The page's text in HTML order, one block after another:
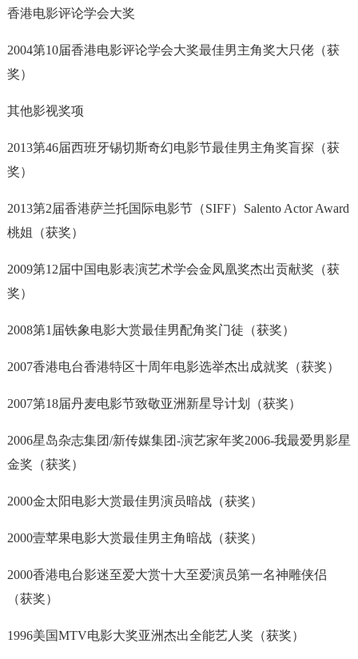
香港电影评论学会大奖
2004第10届香港电影评论学会大奖最佳男主角奖大只佬（获
奖）
其他影视奖项
2013第46届西班牙锡切斯奇幻电影节最佳男主角奖盲探（获
奖）
2013第2届香港萨兰托国际电影节（SIFF）Salento Actor Award
桃姐（获奖）
2009第12届中国电影表演艺术学会金凤凰奖杰出贡献奖（获
奖）
2008第1届铁象电影大赏最佳男配角奖门徒（获奖）
2007香港电台香港特区十周年电影选举杰出成就奖（获奖）
2007第18届丹麦电影节致敬亚洲新星导计划（获奖）
2006星岛杂志集团/新传媒集团-演艺家年奖2006-我最爱男影星
金奖（获奖）
2000金太阳电影大赏最佳男演员暗战（获奖）
2000壹苹果电影大赏最佳男主角暗战（获奖）
2000香港电台影迷至爱大赏十大至爱演员第一名神雕侠侣
（获奖）
1996美国MTV电影大奖亚洲杰出全能艺人奖（获奖）